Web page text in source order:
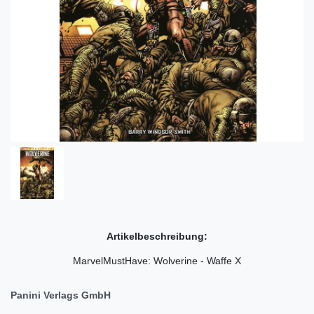
Artikelbeschreibung:
MarvelMustHave: Wolverine - Waffe X
Panini Verlags GmbH